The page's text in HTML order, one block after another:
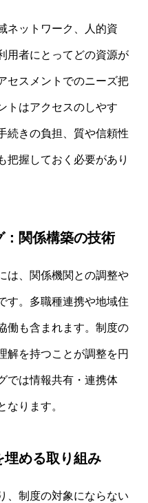
ネットワーク、人的資
用者にとってどの資源が
セスメントでのニーズ把
トはアクセスのしやす
続きの負担、質や信頼性
把握しておく必要があり
関係構築の技術
は、関係機関との調整や
す。多職種連携や地域住
働も含まれます。制度の
解を持つことが調整を円
では情報共有・連携体
なります。
埋める取り組み
、制度の対象にならない